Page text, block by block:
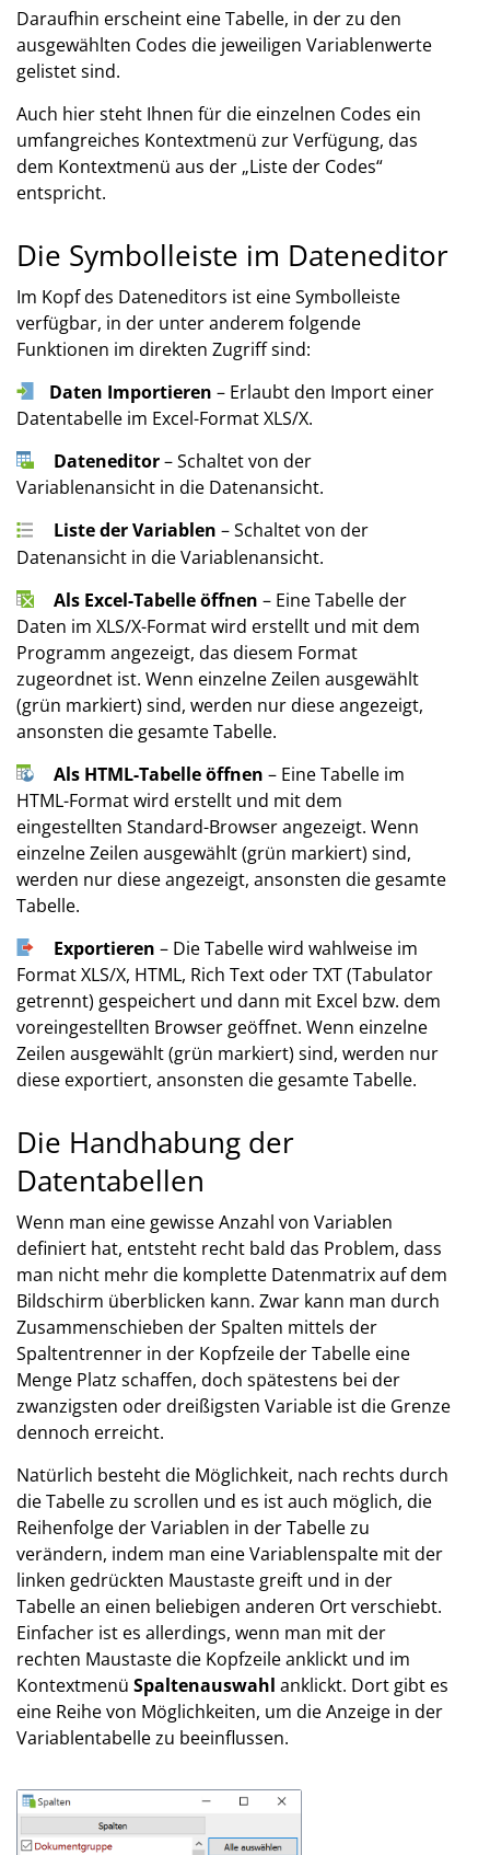
Daraufhin erscheint eine Tabelle, in der zu den
ausgewählten Codes die jeweiligen Variablenwerte
gelistet sind.
Auch hier steht Ihnen für die einzelnen Codes ein
umfangreiches Kontextmenü zur Verfügung, das
dem Kontextmenü aus der „Liste der Codes“
entspricht.
Die Symbolleiste im Dateneditor
Im Kopf des Dateneditors ist eine Symbolleiste
verfügbar, in der unter anderem folgende
Funktionen im direkten Zugriff sind:
Daten Importieren – Erlaubt den Import einer
Datentabelle im Excel-Format XLS/X.
Dateneditor–Schaltet von der
Variablenansicht in die Datenansicht.
Liste der Variablen –Schaltet von der
Datenansicht in die Variablenansicht.
Als Excel-Tabelle öffnen – Eine Tabelle der
Daten im XLS/X-Format wird erstellt und mit dem
Programm angezeigt, das diesem Format
zugeordnet ist. Wenn einzelne Zeilen ausgewählt
(grün markiert) sind, werden nur diese angezeigt,
ansonsten die gesamte Tabelle.
Als HTML-Tabelle öffnen – Eine Tabelle im
HTML-Format wird erstellt und mit dem
eingestellten Standard-Browser angezeigt. Wenn
einzelne Zeilen ausgewählt (grün markiert) sind,
werden nur diese angezeigt, ansonsten die gesamte
Tabelle.
Exportieren – Die Tabelle wird wahlweise im
Format XLS/X, HTML, Rich Text oder TXT (Tabulator
getrennt) gespeichert und dann mit Excel bzw. dem
voreingestellten Browser geöffnet. Wenn einzelne
Zeilen ausgewählt (grün markiert) sind, werden nur
diese exportiert, ansonsten die gesamte Tabelle.
Die Handhabung der
Datentabellen
Wenn man eine gewisse Anzahl von Variablen
definiert hat, entsteht recht bald das Problem, dass
man nicht mehr die komplette Datenmatrix auf dem
Bildschirm überblicken kann. Zwar kann man durch
Zusammenschieben der Spalten mittels der
Spaltentrenner in der Kopfzeile der Tabelle eine
Menge Platz schaffen, doch spätestens bei der
zwanzigsten oder dreißigsten Variable ist die Grenze
dennoch erreicht.
Natürlich besteht die Möglichkeit, nach rechts durch
die Tabelle zu scrollen und es ist auch möglich, die
Reihenfolge der Variablen in der Tabelle zu
verändern, indem man eine Variablenspalte mit der
linken gedrückten Maustaste greift und in der
Tabelle an einen beliebigen anderen Ort verschiebt.
Einfacher ist es allerdings, wenn man mit der
rechten Maustaste die Kopfzeile anklickt und im
Kontextmenü Spaltenauswahl anklickt. Dort gibt es
eine Reihe von Möglichkeiten, um die Anzeige in der
Variablentabelle zu beeinflussen.